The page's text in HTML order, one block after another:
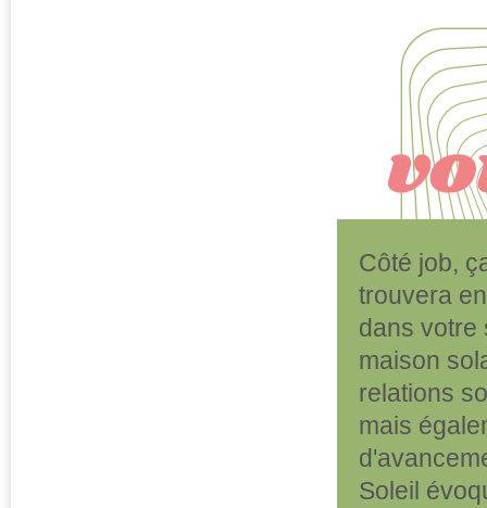
Côté job,
trouvera
dans votre
maison
relations
mais
Soleil